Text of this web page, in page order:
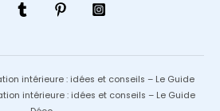
intérieure : idées et conseils – Le Guide
intérieure : idées et conseils – Le Guide